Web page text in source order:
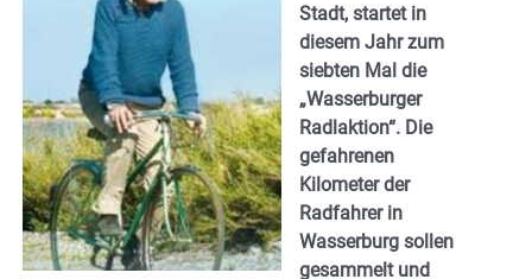
Stadt, startet in
diesem Jahr zum
siebten Mal die
„Wasserburger
Radlaktion“. Die
gefahrenen
Kilometer der
Radfahrer in
Wasserburg sollen
gesammelt und